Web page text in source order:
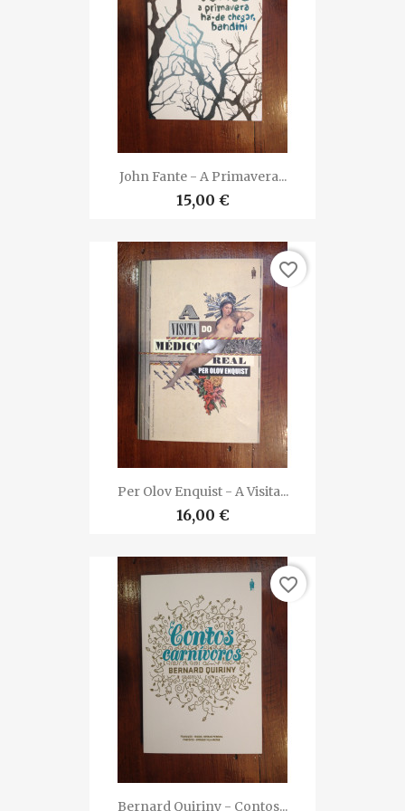
John Fante - A Primavera...
15,00 €
Per Olov Enquist - A Visita...
16,00 €
favorite_border
Bernard Quiriny - Contos...
favorite_border